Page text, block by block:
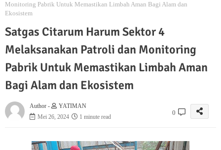
Monitoring Pabrik Untuk Memastikan Limbah Aman Bagi Alam dan
Ekosistem
Satgas Citarum Harum Sektor 4
Melaksanakan Patroli dan Monitoring
Pabrik Untuk Memastikan Limbah Aman
Bagi Alam dan Ekosistem
Author -
YATIMAN
Mei 26, 2024
1 minute read
0